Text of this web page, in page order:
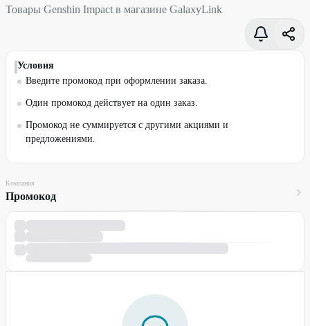
Товары Genshin Impact в магазине GalaxyLink
Условия
Введите промокод при оформлении заказа.
Один промокод действует на один заказ.
Промокод не суммируется с другими акциями и
предложениями.
Компания
Промокод